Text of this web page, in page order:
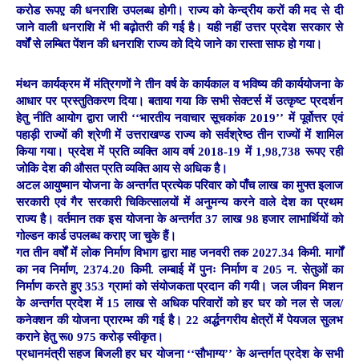
करोड रूपए़ की धनराशि उपलब्ध होगी। राज्य को केन्द्रीय करों की मद से दी
जाने वाली धनराशि में भी बढ़ोतरी की गई है। यही नहीं उत्तर प्रदेश सरकार से
वर्षों से लम्बित पेंशन की धनराशि राज्य को दिये जाने का रास्ता साफ हो गया।
मंथन कार्यक्रम में मंत्रिगणों ने तीन वर्ष के कार्यकाल व भविष्य की कार्ययोजना के
आधार पर प्रस्तुतिकरण दिया। बताया गया कि सभी सेक्टर्स में उत्कृष्ट प्रदर्शन
हेतु नीति आयोग द्वारा जारी ‘‘भारतीय नवाचार सूचकांक 2019’’ में पूर्वोत्तर एवं
पहाड़ी राज्यों की श्रेणी में उत्तराखण्ड राज्य को सर्वश्रेष्ठ तीन राज्यों में शामिल
किया गया। प्रदेश में प्रति व्यक्ति आय वर्ष 2018-19 में 1,98,738 रूपए रही
जोकि देश की औसत प्रति व्यक्ति आय से अधिक है।
अटल आयुष्मान योजना के अन्तर्गत प्रत्येक परिवार को पाँच लाख का मुफ्त इलाज
सरकारी एवं गैर सरकारी चिकित्सालयों में अनुमन्य करने वाले देश का प्रथम
राज्य है। वर्तमान तक इस योजना के अन्तर्गत 37 लाख 98 हजार लाभार्थियों को
गोल्डन कार्ड उपलब्ध कराए जा चुके हैं।
गत तीन वर्षों में लोक निर्माण विभाग द्वारा माह जनवरी तक 2027.34 किमी. मार्गों
का नव निर्माण, 2374.20 किमी. लम्बाई में पुनः निर्माण व 205 न. सेतुओं का
निर्माण करते हुए 353 ग्रामां को संयोजकता प्रदान की गयी। जल जीवन मिशन
के अन्तर्गत प्रदेश में 15 लाख से अधिक परिवारों को हर घर को नल से जल/
कनेक्शन की योजना प्रारम्भ की गई है। 22 अर्द्धनगरीय क्षेत्रों में पेयजल सुलभ
कराने हेतु रू0 975 करोड़ स्वीकृत।
प्रधानमंत्री सहज बिजली हर घर योजना ‘‘सौभाग्य’’ के अन्तर्गत प्रदेश के सभी